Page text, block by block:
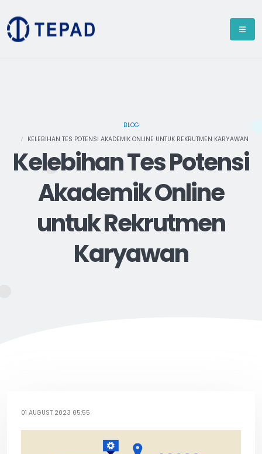
BLOG
KELEBIHAN TES POTENSI AKADEMIK ONLINE UNTUK REKRUTMEN KARYAWAN
Kelebihan Tes Potensi
Akademik Online
untuk Rekrutmen
Karyawan
01 AUGUST 2023 05:55